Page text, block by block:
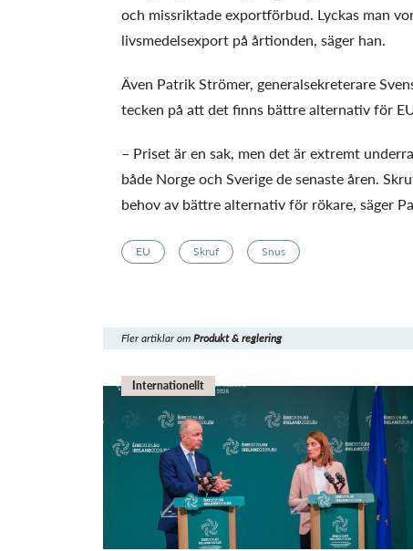
och missriktade exportförbud. Lyckas man
livsmedelsexport på årtionden, säger han.
Även Patrik Strömer, generalsekreterare
tecken på att det finns bättre alternativ för
– Priset är en sak, men det är extremt
både Norge och Sverige de senaste åren.
behov av bättre alternativ för rökare, säger
EU Skruf Snus
Fler artiklar omProdukt & reglering
Internationellt